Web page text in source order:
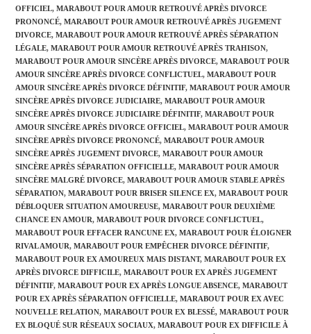
OFFICIEL, MARABOUT POUR AMOUR RETROUVÉ APRÈS DIVORCE
PRONONCÉ, MARABOUT POUR AMOUR RETROUVÉ APRÈS JUGEMENT
DIVORCE, MARABOUT POUR AMOUR RETROUVÉ APRÈS SÉPARATION
LÉGALE, MARABOUT POUR AMOUR RETROUVÉ APRÈS TRAHISON,
MARABOUT POUR AMOUR SINCÈRE APRÈS DIVORCE, MARABOUT POUR
AMOUR SINCÈRE APRÈS DIVORCE CONFLICTUEL, MARABOUT POUR
AMOUR SINCÈRE APRÈS DIVORCE DÉFINITIF, MARABOUT POUR AMOUR
SINCÈRE APRÈS DIVORCE JUDICIAIRE, MARABOUT POUR AMOUR
SINCÈRE APRÈS DIVORCE JUDICIAIRE DÉFINITIF, MARABOUT POUR
AMOUR SINCÈRE APRÈS DIVORCE OFFICIEL, MARABOUT POUR AMOUR
SINCÈRE APRÈS DIVORCE PRONONCÉ, MARABOUT POUR AMOUR
SINCÈRE APRÈS JUGEMENT DIVORCE, MARABOUT POUR AMOUR
SINCÈRE APRÈS SÉPARATION OFFICIELLE, MARABOUT POUR AMOUR
SINCÈRE MALGRÉ DIVORCE, MARABOUT POUR AMOUR STABLE APRÈS
SÉPARATION, MARABOUT POUR BRISER SILENCE EX, MARABOUT POUR
DÉBLOQUER SITUATION AMOUREUSE, MARABOUT POUR DEUXIÈME
CHANCE EN AMOUR, MARABOUT POUR DIVORCE CONFLICTUEL,
MARABOUT POUR EFFACER RANCUNE EX, MARABOUT POUR ÉLOIGNER
RIVAL AMOUR, MARABOUT POUR EMPÊCHER DIVORCE DÉFINITIF,
MARABOUT POUR EX AMOUREUX MAIS DISTANT, MARABOUT POUR EX
APRÈS DIVORCE DIFFICILE, MARABOUT POUR EX APRÈS JUGEMENT
DÉFINITIF, MARABOUT POUR EX APRÈS LONGUE ABSENCE, MARABOUT
POUR EX APRÈS SÉPARATION OFFICIELLE, MARABOUT POUR EX AVEC
NOUVELLE RELATION, MARABOUT POUR EX BLESSÉ, MARABOUT POUR
EX BLOQUÉ SUR RÉSEAUX SOCIAUX, MARABOUT POUR EX DIFFICILE À